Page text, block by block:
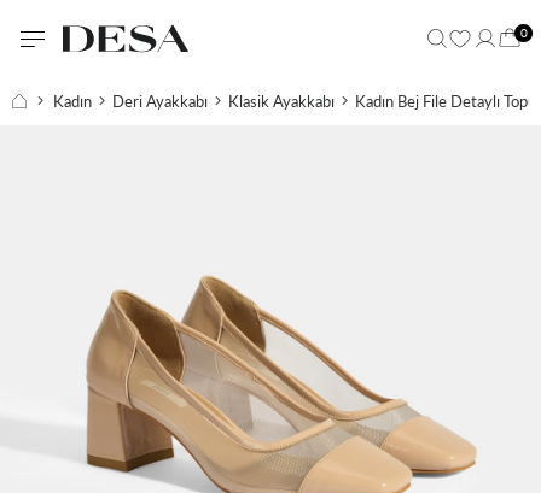
0
Kadın Deri Ayakkabı Klasik Ayakkabı Kadın Bej File Detaylı